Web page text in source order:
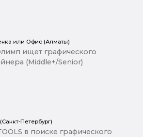
или Офис (Алматы)
ищет графического
(Middle+/Senior)
Петербург)
в поиске графического